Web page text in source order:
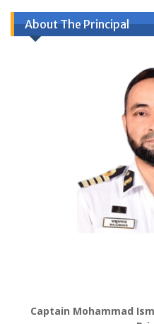
About The Principal
Captain Mohammad